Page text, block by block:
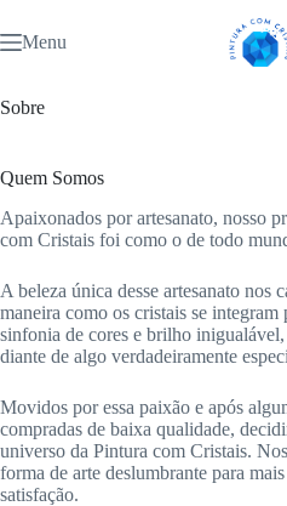
para
o
Menu
Sobre
Quem Somos
Apaixonados por artesanato, nosso
com Cristais foi como o de todo
A beleza única desse artesanato nos
maneira como os cristais se
sinfonia de cores e brilho
diante de algo verdadeiramente
Movidos por essa paixão e após
compradas de baixa qualidade,
universo da Pintura com Cristais.
forma de arte deslumbrante para
satisfação.